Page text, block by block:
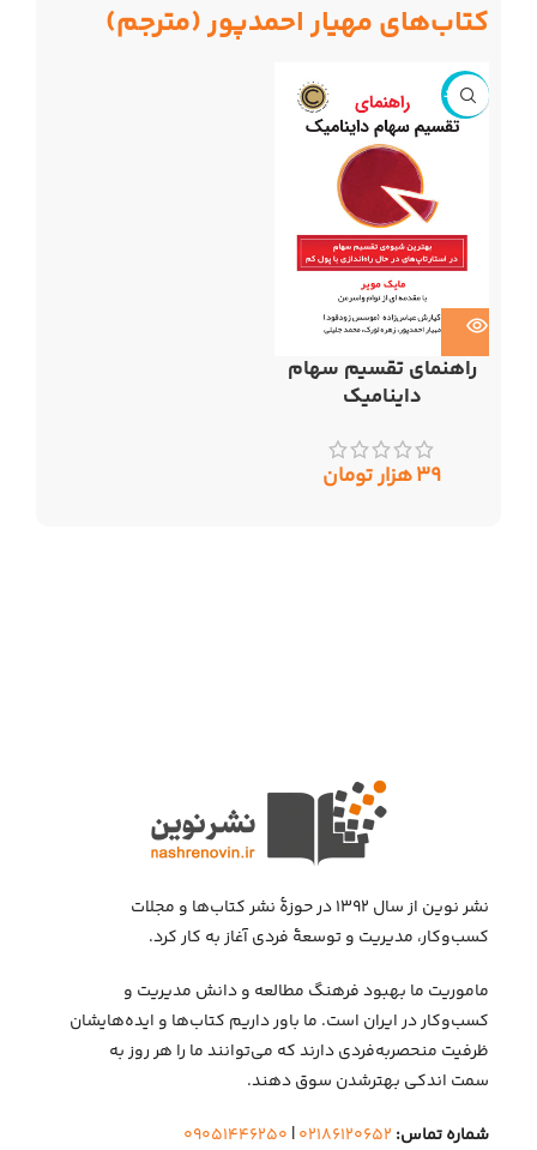
کتاب‌های مهیار احمدپور (مترجم)
ناموجود
راهنمای تقسیم سهام
داینامیک
۳۹هزار تومان
نشر نوین از سال ۱۳۹۲ در حوزهٔ نشر کتاب‌ها و مجلات
کسب‌وکار، مدیریت و توسعهٔ فردی آغاز به کار کرد.
ماموریت ما بهبود فرهنگ مطالعه و دانش مدیریت و
کسب‌وکار در ایران است. ما باور داریم کتاب‌ها و ایده‌هایشان
ظرفیت منحصربه‌فردی دارند که می‌توانند ما را هر روز به
سمت اندکی بهتر‌شدن سوق دهند.
شماره تماس: ۰۲۱۸۶۱۲۰۶۵۲| ۰۹۰۵۱۴۴۶۲۵۰